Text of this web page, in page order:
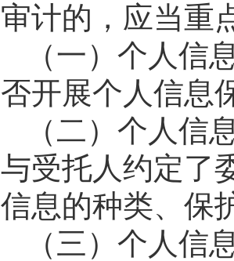
审计的，应当重
（一）个人信
否开展个人信息
（二）个人信
与受托人约定了
信息的种类、保
（三）个人信